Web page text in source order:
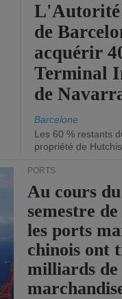
de
acquérir
Terminal
de
Barcelone
Les 60 % restants
propriété de
PORTS
Au cours
semestre
les ports
chinois ont
milliards de